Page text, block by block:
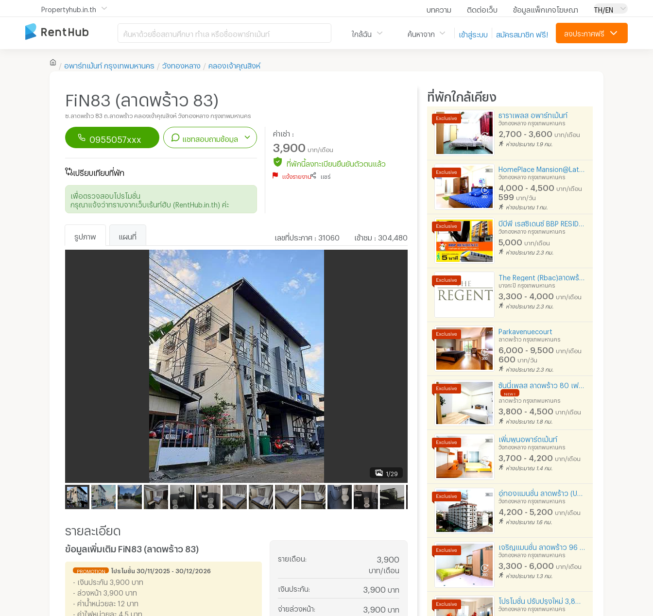
Propertyhub.in.th บทความ ติดต่อเว็บ ข้อมูลแพ็กเกจโฆษณา TH/EN
ค้นหาด้วยชื่อสถานศึกษา ทำเล หรือชื่ออพาร์ทเม้นท์ ใกล้ฉัน ค้นหาจาก เข้าสู่ระบบ สมัครสมาชิก ฟรี! ลงประกาศฟรี
อพาร์ทเม้นท์ กรุงเทพมหานคร วังทองหลาง คลองเจ้าคุณสิงห์
FiN83 (ลาดพร้าว 83)
ซ.ลาดพร้าว 83 ถ.ลาดพร้าว คลองเจ้าคุณสิงห์ วังทองหลาง กรุงเทพมหานคร
0955057xxx แชทสอบถามข้อมูล
เพื่อเริ่มแชทกับอพาร์ทเม้นท์นี้
เปรียบเทียบที่พัก
เพื่อตรวจสอบโปรโมชั่น
กรุณาแจ้งว่าทราบจากเว็บเร้นท์ฮับ (RentHub.in.th) ค่ะ
ค่าเช่า :
3,900 บาท/เดือน
ที่พักนี้ลงทะเบียนยืนยันตัวตนแล้ว
แจ้งรายงาน แชร์
เลขที่ประกาศ 31060 เข้าชม 304,480
รูปภาพ แผนที่
1/29
รายละเอียด
ข้อมูลเพิ่มเติม FiN83 (ลาดพร้าว 83)
PROMOTION โปรโมชั่น 30/11/2025 - 30/12/2026
- เงินประกัน 3,900 บาท
- ล่วงหน้า 3,900 บาท
- ค่าน้ำหน่วยละ 12 บาท
- ค่าไฟหน่วยละ 4.5 บาท
รายเดือน 3,900
บาท/เดือน
เงินประกัน 3,900 บาท
จ่ายล่วงหน้า 3,900 บาท
ที่พักใกล้เคียง
ธาราเพลส อพาร์ทเม้นท์
วังทองหลาง กรุงเทพมหานคร
2,700 - 3,600 บาท/เดือน
ห่างประมาณ 1.9 กม.
วังทองหลาง กรุงเทพมหานคร
4,000 - 4,500 บาท/เดือน
599 บาท/วัน
ห่างประมาณ 1 กม.
วังทองหลาง กรุงเทพมหานคร
5,000 บาท/เดือน
ห่างประมาณ 2.3 กม.
บางกะปิ กรุงเทพมหานคร
3,300 - 4,000 บาท/เดือน
ห่างประมาณ 2.3 กม.
Parkavenuecourt
ลาดพร้าว กรุงเทพมหานคร
6,000 - 9,500 บาท/เดือน
600 บาท/วัน
ห่างประมาณ 2.3 กม.
NEW !
ลาดพร้าว กรุงเทพมหานคร
3,800 - 4,500 บาท/เดือน
ห่างประมาณ 1.8 กม.
เพิ่มพูน​อพาร์ตเม้นท์​
วังทองหลาง กรุงเทพมหานคร
3,700 - 4,200 บาท/เดือน
ห่างประมาณ 1.4 กม.
วังทองหลาง กรุงเทพมหานคร
4,200 - 5,200 บาท/เดือน
ห่างประมาณ 1.6 กม.
วังทองหลาง กรุงเทพมหานคร
3,300 - 6,000 บาท/เดือน
ห่างประมาณ 1.3 กม.
วังทองหลาง กรุงเทพมหานคร